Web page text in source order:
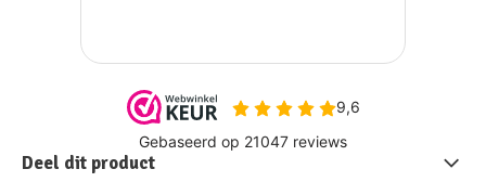
Deel dit product